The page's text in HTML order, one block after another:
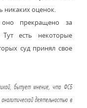
никаких оценок.
прекращено за
Тут есть некоторые
суд принял свое
бытует мнение, что ФСБ
деятельностью в